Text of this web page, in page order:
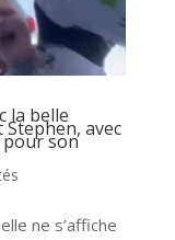
la belle
Stephen, avec
son
ne s’affiche